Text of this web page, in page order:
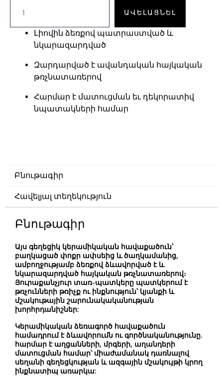
ԱՎԵԼԱՑՆԵԼ
Լիովին ձեռքով պատրաստված և
նկարազարդված
Զարդարված է ավանդական հայկական
թռչնատառերով
Հարմար է մատուցման եւ դեկորատիվ
նպատակների համար
Բնութագիր
Հավելյալ տեղեկություն
Բնութագիր
Այս գեղեցիկ կերամիկական հավաքածուն՝
բաղկացած փոքր ափսեից և ծաղկամանից,
ամբողջությամբ ձեռքով ձևավորված է և
նկարազարդված հայկական թռչնատառերով։
Յուրաքանչյուր տառ-պատկերը պատկերում է
թռչունների թռիչք ու ինքնություն՝ կյանքի և
մշակութային շարունակականության
խորհրդանիշներ:
Կերամիկական ձեռագործ հավաքածուն
համադրում է ձևավորումն ու գործնականությունը.
հարմար է աղցանների, մրգերի, աղանդերի
մատուցման համար՝ միաժամանակ դառնալով
սեղանի գեղեցկության և ազգային մշակույթի կրող
ինքնատիպ առարկա: